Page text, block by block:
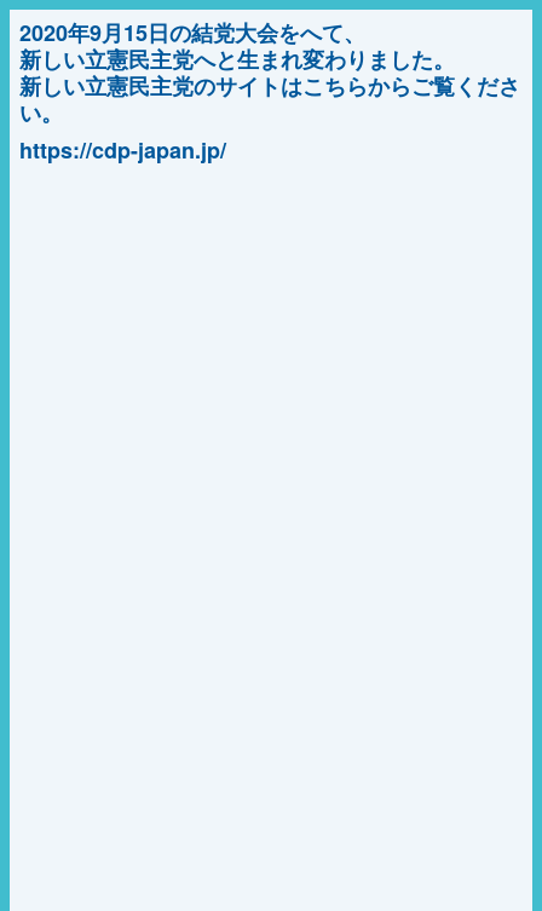
2020年9月15日の結党大会をへて、
新しい立憲民主党へと生まれ変わりました。
新しい立憲民主党のサイトはこちらからご覧くださ
い。
https://cdp-japan.jp/